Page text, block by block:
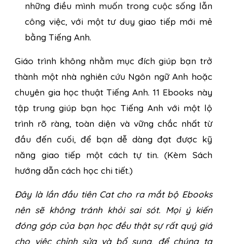
những điều mình muốn trong cuộc sống lẫn
công việc, với một tư duy giao tiếp mới mẻ
bằng Tiếng Anh.
Giáo trình không nhằm mục đích giúp bạn trở
thành một nhà nghiên cứu Ngôn ngữ Anh hoặc
chuyên gia học thuật Tiếng Anh. 11 Ebooks này
tập trung giúp bạn học Tiếng Anh với một lộ
trình rõ ràng, toàn diện và vững chắc nhất từ
đầu đến cuối, để bạn dễ dàng đạt được kỹ
năng giao tiếp một cách tự tin. (Kèm Sách
hướng dẫn cách học chi tiết.)
Đây là lần đầu tiên Cat cho ra mắt bộ Ebooks
nên sẽ không tránh khỏi sai sót. Mọi ý kiến
đóng góp của bạn học đều thật sự rất quý giá
cho việc chỉnh sửa và bổ sung, để chúng ta